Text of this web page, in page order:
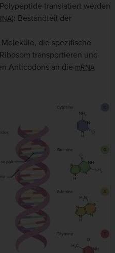
translatiert werden
): Bestandteil der
Moleküle, die spezifische
transportieren und
Anticodons an die mRNA